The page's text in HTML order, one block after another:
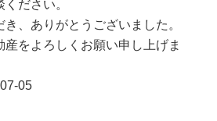
ださい。
、ありがとうございました。
をよろしくお願い申し上げま
05